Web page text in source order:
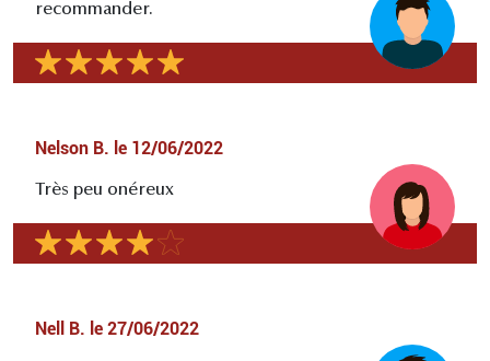
recommander.
Nelson B. le 12/06/2022
Très peu onéreux
Nell B. le 27/06/2022